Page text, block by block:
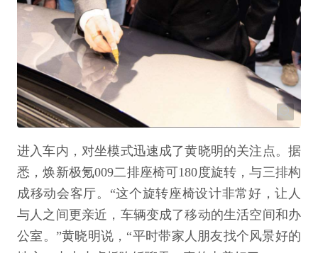
进入车内，对坐模式迅速成了黄晓明的关注点。据
悉，焕新极氪009二排座椅可180度旋转，与三排构
成移动会客厅。“这个旋转座椅设计非常好，让人
与人之间更亲近，车辆变成了移动的生活空间和办
公室。”黄晓明说，“平时带家人朋友找个风景好的